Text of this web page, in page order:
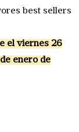
best sellers
el viernes 26
enero de